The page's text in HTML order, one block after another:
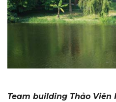
Team building Thảo Viên